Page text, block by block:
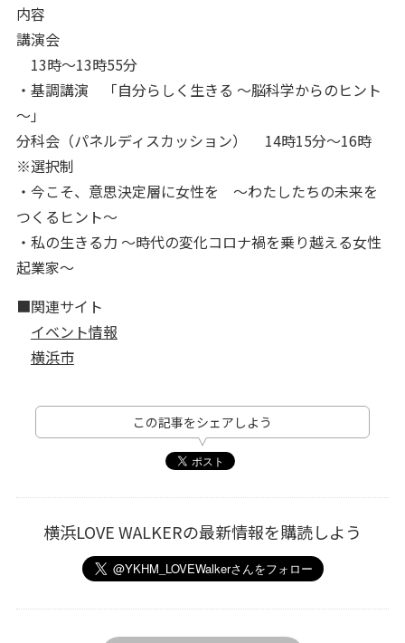
内容
講演会
13時～13時55分
・基調講演 「自分らしく生きる ～脳科学からのヒント
～」
分科会（パネルディスカッション） 14時15分～16時
※選択制
・今こそ、意思決定層に女性を ～わたしたちの未来を
つくるヒント～
・私の生きる力 ～時代の変化コロナ禍を乗り越える女性
起業家～
■関連サイト
イベント情報
横浜市
この記事をシェアしよう
横浜LOVE WALKERの最新情報を購読しよう